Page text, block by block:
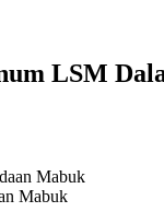
LSM
Mabuk